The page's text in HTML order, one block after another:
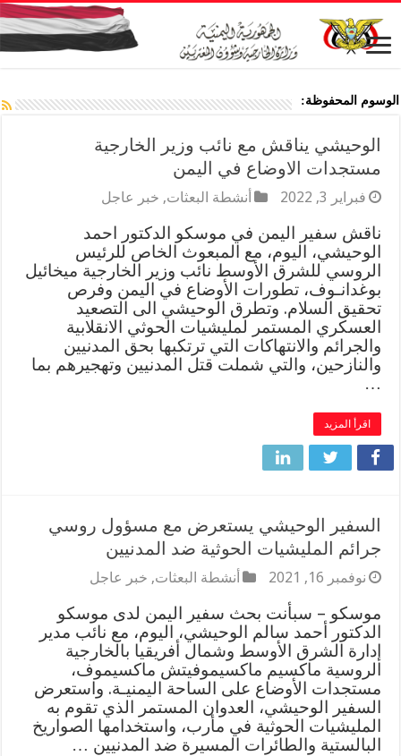
الوسوم المحفوظة:
الوحيشي يناقش مع نائب وزير الخارجية
مستجدات الاوضاع في اليمن
فبراير 3, 2022 أنشطة البعثات, خبر عاجل
ناقش سفير اليمن في موسكو الدكتور احمد
الوحيشي، اليوم، مع المبعوث الخاص للرئيس
الروسي للشرق الأوسط نائب وزير الخارجية ميخائيل
بوغدانـوف، تطورات الأوضاع في اليمن وفرص
تحقيق السلام. وتطرق الوحيشي الى التصعيد
العسكري المستمر لمليشيات الحوثي الانقلابية
والجرائم والانتهاكات التي ترتكبها بحق المدنيين
والنازحين، والتي شملت قتل المدنيين وتهجيرهم بما
…
اقرأ المزيد
السفير الوحيشي يستعرض مع مسؤول روسي
جرائم المليشيات الحوثية ضد المدنيين
نوفمبر 16, 2021 أنشطة البعثات, خبر عاجل
موسكو – سبأنت بحث سفير اليمن لدى موسكو
الدكتور أحمد سالم الوحيشي، اليوم، مع نائب مدير
إدارة الشرق الأوسط وشمال أفريقيا بالخارجية
الروسية ماكسيم ماكسيموفيتش ماكسيموف،
مستجدات الأوضاع على الساحة اليمنيـة. واستعرض
السفير الوحيشي، العدوان المستمر الذي تقوم به
المليشيات الحوثية في مأرب، واستخدامها الصواريخ
البالستية والطائرات المسيرة ضد المدنيين …